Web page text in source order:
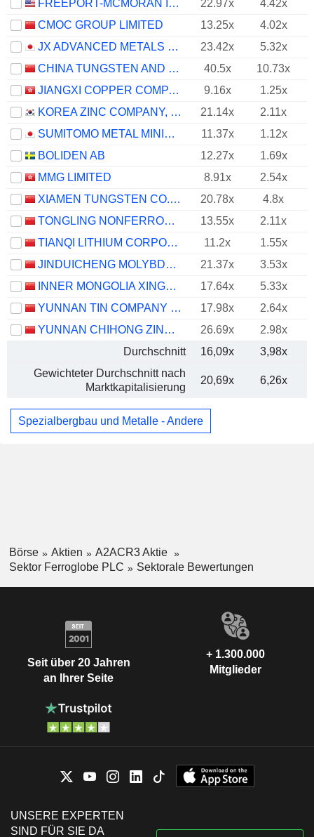
FREEPORT-MCMORAN INC.
22.97x
4.42x
CMOC GROUP LIMITED
13.25x
4.02x
JX ADVANCED METALS CORPORATION
23.42x
5.32x
CHINA TUNGSTEN AND HIGHTECH MATERIALS CO.,LTD
40.5x
10.73x
JIANGXI COPPER COMPANY LIMITED
9.16x
1.25x
KOREA ZINC COMPANY, LTD.
21.14x
2.11x
SUMITOMO METAL MINING CO., LTD.
11.37x
1.12x
BOLIDEN AB
12.27x
1.69x
MMG LIMITED
8.91x
2.54x
XIAMEN TUNGSTEN CO.,LTD.
20.78x
4.8x
TONGLING NONFERROUS METALS GROUP CO.,LTD.
13.55x
2.11x
TIANQI LITHIUM CORPORATION
11.2x
1.55x
JINDUICHENG MOLYBDENUM CO., LTD.
21.37x
3.53x
INNER MONGOLIA XINGYE SILVER & TIN MINING CO., LTD
17.64x
5.33x
YUNNAN TIN COMPANY LIMITED
17.98x
2.64x
YUNNAN CHIHONG ZINC & GERMANIUM CO., LTD.
26.69x
2.98x
Durchschnitt
16,09x
3,98x
Gewichteter Durchschnitt nach
Marktkapitalisierung
20,69x 6,26x
Spezialbergbau und Metalle - Andere
Börse Aktien
A2ACR3 Aktie
Sektor Ferroglobe PLC
Sektorale Bewertungen
Seit über 20 Jahren
an Ihrer Seite
+ 1.300.000
Mitglieder
UNSERE EXPERTEN
SIND FÜR SIE DA